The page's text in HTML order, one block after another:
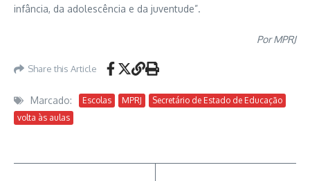
infância, da adolescência e da juventude”.
Por MPRJ
Share this Article
Marcado: Escolas MPRJ
Secretário de Estado de Educação
volta às aulas